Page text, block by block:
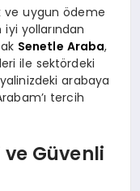
ve uygun ödeme
yollarından
Senetle Araba,
ile sektördeki
arabaya
tercih
Güvenli